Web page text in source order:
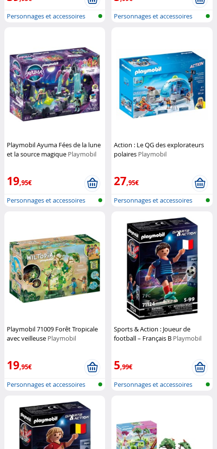
Personnages et accessoires
Personnages et accessoires
Playmobil Ayuma Fées de la lune
et la source magique Playmobil
19,95€
Personnages et accessoires
Action : Le QG des explorateurs
polaires Playmobil
27,95€
Personnages et accessoires
Playmobil 71009 Forêt Tropicale
avec veilleuse Playmobil
19,95€
Personnages et accessoires
Sports & Action : Joueur de
football – Français B Playmobil
5,99€
Personnages et accessoires